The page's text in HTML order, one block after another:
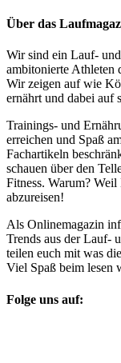
Über das
Wir sind ein Lauf-
ambitonierte Athleten
Wir zeigen auf wie
ernährt und dabei auf
Trainings- und
erreichen und Spaß
Fachartikeln
schauen über den
Fitness. Warum?
abzureisen!
Als Onlinemagazin
Trends aus der Lauf-
teilen euch mit was
Viel Spaß beim lesen
Folge uns auf: